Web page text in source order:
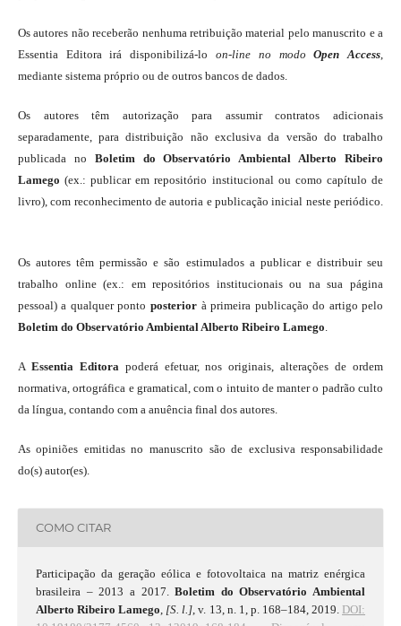
Os autores não receberão nenhuma retribuição material pelo manuscrito e a
Essentia Editora irá disponibilizá-lo on-line no modo Open Access
mediante sistema próprio ou de outros bancos de dados.
Os autores têm autorização para assumir contratos adicionais
separadamente, para distribuição não exclusiva da versão do trabalho
publicada no Boletim do Observatório Ambiental Alberto Ribeiro
Lamego (ex.: publicar em repositório institucional ou como capítulo de
livro), com reconhecimento de autoria e publicação inicial neste periódico.
Os autores têm permissão e são estimulados a publicar e distribuir seu
trabalho online (ex.: em repositórios institucionais ou na sua página
pessoal) a qualquer ponto posterior à primeira publicação do artigo pelo
Boletim do Observatório Ambiental Alberto Ribeiro Lamego
A Essentia Editora poderá efetuar, nos originais, alterações de ordem
normativa, ortográfica e gramatical, com o intuito de manter o padrão culto
da língua, contando com a anuência final dos autores.
As opiniões emitidas no manuscrito são de exclusiva responsabilidade
do(s) autor(es).
COMO CITAR
Participação da geração eólica e fotovoltaica na matriz enérgica
brasileira – 2013 a 2017.Boletim do Observatório Ambiental
Alberto Ribeiro Lamego [S. l.] , v. 13, n. 1, p. 168–184, 2019. DOI: